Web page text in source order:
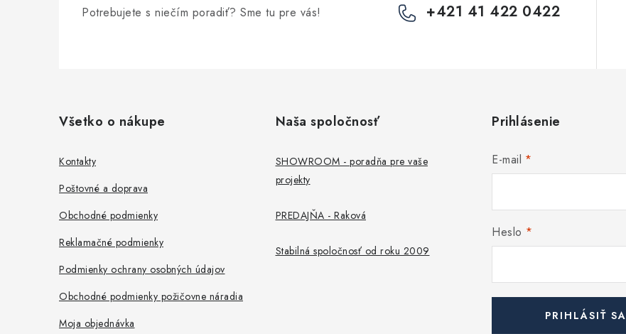
Potrebujete s niečím poradiť? Sme tu pre vás!
+421 41 422 0422
Všetko o nákupe
Kontakty
Poštovné a doprava
Obchodné podmienky
Reklamačné podmienky
Podmienky ochrany osobných údajov
Obchodné podmienky požičovne náradia
Moja objednávka
Naša spoločnosť
SHOWROOM - poradňa pre vaše
projekty
PREDAJŇA - Raková
Stabilná spoločnosť od roku 2009
Prihlásenie
E-mail
Heslo
PRIHLÁSIŤ SA